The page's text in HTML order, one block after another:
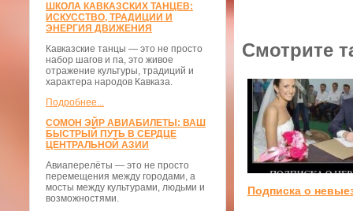
ШКОЛА КАВКАЗСКИХ ТАНЦЕВ:
ИСКУССТВО, ТРАДИЦИИ И
ЭНЕРГИЯ ДВИЖЕНИЯ
Кавказские танцы — это не просто
набор шагов и па, это живое
отражение культуры, традиций и
характера народов Кавказа.
Подробнее...
СОМОН ЭЙР АВИАБИЛЕТЫ: ВАШ
БЫСТРЫЙ ПУТЬ В СЕРДЦЕ
ЦЕНТРАЛЬНОЙ АЗИИ
Авиаперелёты — это не просто
перемещения между городами, а
мосты между культурами, людьми и
возможностями.
Смотрите
Подписка о